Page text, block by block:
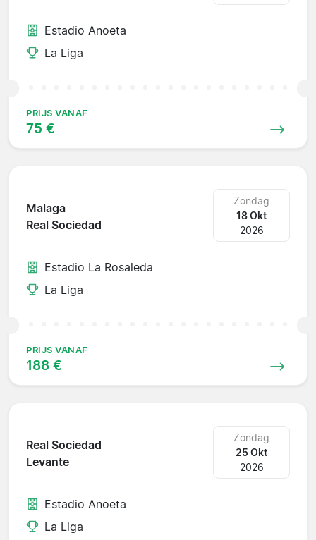
Estadio Anoeta
La Liga
PRIJS VANAF
75 €
Malaga
Real Sociedad
Zondag
18 Okt
2026
Estadio La Rosaleda
La Liga
PRIJS VANAF
188 €
Real Sociedad
Levante
Zondag
25 Okt
2026
Estadio Anoeta
La Liga